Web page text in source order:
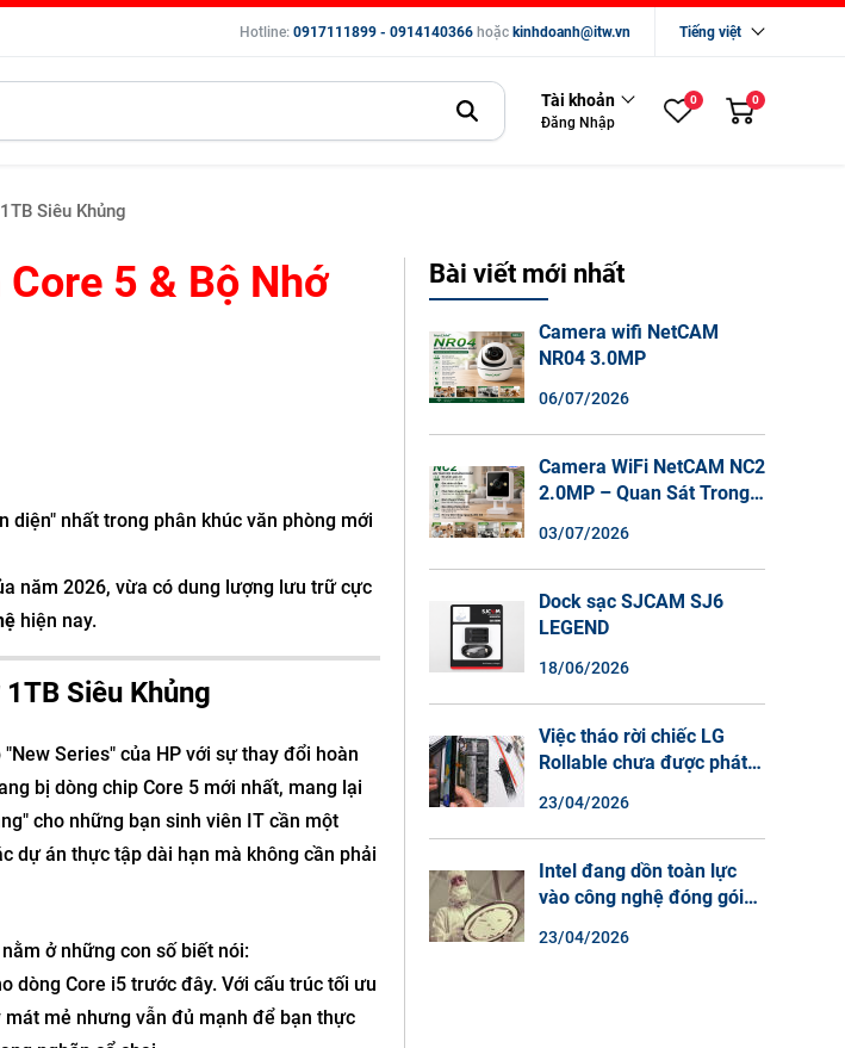
Hotline: 0917111899 - 0914140366 hoặc kinhdoanh@itw.vn Tiếng việt
Tài khoản
Đăng Nhập
0 0
Siêu Khủng
5 & Bộ Nhớ
diện" nhất trong phân khúc văn phòng mới
năm 2026, vừa có dung lượng lưu trữ cực
hiện nay.
Siêu Khủng
Series" của HP với sự thay đổi hoàn
bị dòng chip Core 5 mới nhất, mang lại
cho những bạn sinh viên IT cần một
dự án thực tập dài hạn mà không cần phải
nằm ở những con số biết nói:
dòng Core i5 trước đây. Với cấu trúc tối ưu
mát mẻ nhưng vẫn đủ mạnh để bạn thực
Bài viết mới nhất
Camera wifi NetCAM
NR04 3.0MP
06/07/2026
Camera WiFi NetCAM NC2
2.0MP – Quan Sát Trong
Màu Ban Đêm, Đàm Thoại
2 Chiều
03/07/2026
Dock sạc SJCAM SJ6
LEGEND
18/06/2026
Việc tháo rời chiếc LG
Rollable chưa được phát
sao điện thoại màn hình
cuộn không phải là một xu
hướng.
23/04/2026
Intel đang dồn toàn lực
vào công nghệ đóng gói
23/04/2026